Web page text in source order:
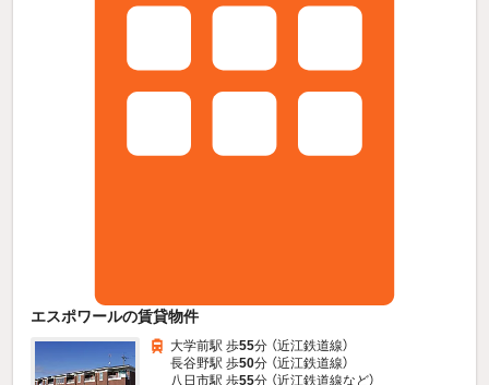
エスポワールの賃貸物件
大学前駅 歩55分 （近江鉄道線）
長谷野駅 歩50分 （近江鉄道線）
八日市駅 歩55分 （近江鉄道線など）